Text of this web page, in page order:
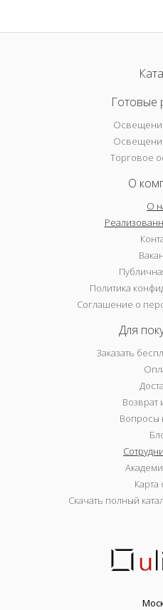
Готовые
Торговое
О
О
Политика
Соглашение о
Для
Заказать
Возврат
Вопросы
Карта
Скачать полный